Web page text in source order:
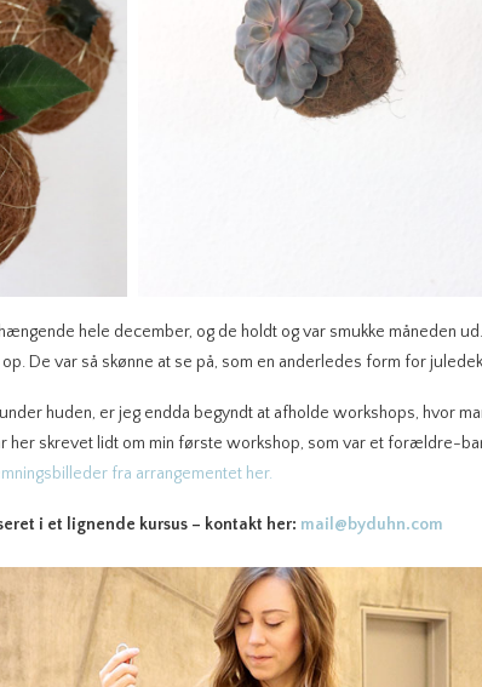
hele december, og de holdt og var smukke måneden
De var så skønne at se på, som en anderledes form for
huden, er jeg endda begyndt at afholde workshops, hvor
her skrevet lidt om min første workshop, som var et forældre-
fra arrangementet her.
i et lignende kursus – kontakt her: mail@byduhn.com